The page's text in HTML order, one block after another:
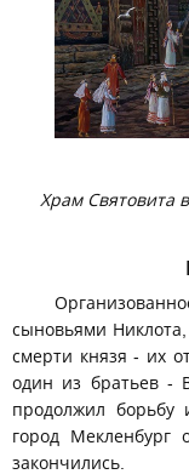
Храм Святовита
сыновьями
смерти князя - их
один из братьев -
продолжил борьбу
город Мекленбург
закончились.